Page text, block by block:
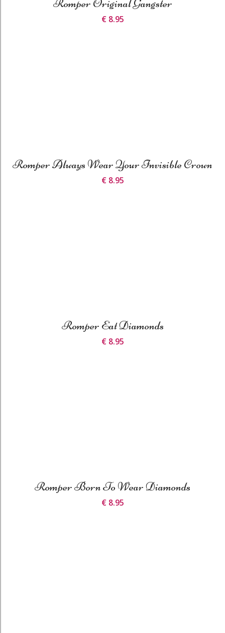
Romper Original Gangster
€ 8.95
Romper Always Wear Your Invisible Crown
€ 8.95
Romper Eat Diamonds
€ 8.95
Romper Born To Wear Diamonds
€ 8.95